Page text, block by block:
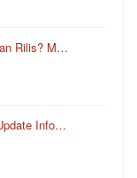
Rilis? M…
Info…